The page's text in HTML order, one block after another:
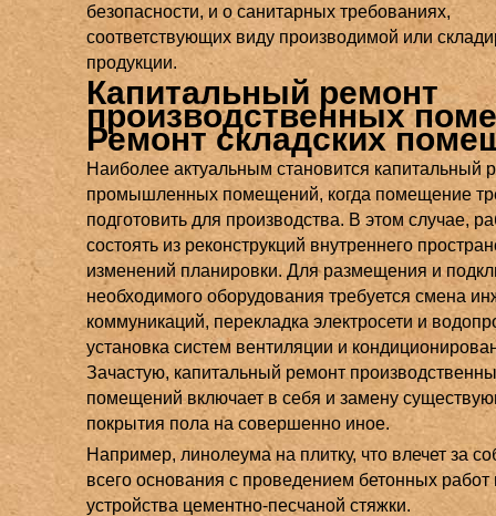
безопасности, и о санитарных требованиях,
соответствующих виду производимой или
продукции.
Капитальный ремонт
производственных
Ремонт складских
Наиболее актуальным становится капитальный
промышленных помещений, когда помещение
подготовить для производства. В этом случае,
состоять из реконструкций внутреннего
изменений планировки. Для размещения и
необходимого оборудования требуется смена
коммуникаций, перекладка электросети и
установка систем вентиляции и
Зачастую, капитальный ремонт
помещений включает в себя и замену
покрытия пола на совершенно иное.
Например, линолеума на плитку, что влечет за
всего основания с проведением бетонных работ
устройства цементно-песчаной стяжки.